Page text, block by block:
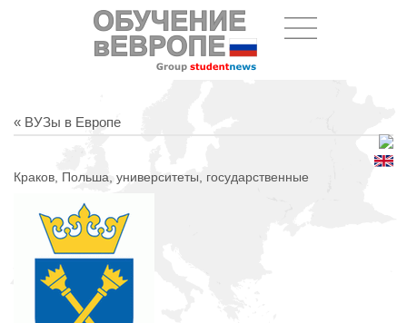
« ВУЗы в Европе
Краков, Польша, университеты, государственные